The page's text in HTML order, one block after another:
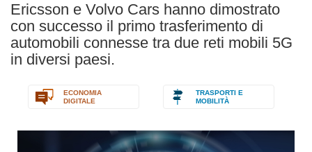
Ericsson e Volvo Cars hanno dimostrato
con successo il primo trasferimento di
automobili connesse tra due reti mobili 5G
in diversi paesi.
ECONOMIA
DIGITALE
TRASPORTI E
MOBILITÀ